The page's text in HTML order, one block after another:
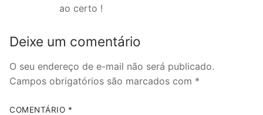
ao certo !
Deixe um comentário
O seu endereço de e-mail não será publicado.
Campos obrigatórios são marcados com *
COMENTÁRIO *